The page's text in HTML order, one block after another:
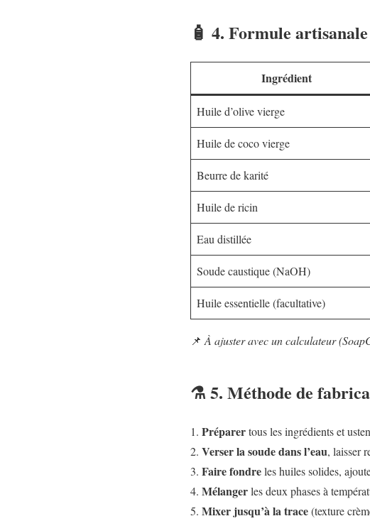
🧴 4. Formule
Ingrédient
Huile d’olive vierge
Huile de coco vierge
Beurre de karité
Huile de ricin
Eau distillée
Soude caustique (NaOH)
Huile essentielle (facultative)
📌 À ajuster avec un calculateur
⚗️ 5. Méthode de
Préparertous les ingrédients et
Verser la soude dans l’eau, laisser
Faire fondreles huiles solides,
Mélangerles deux phases à
Mixer jusqu’à la trace(texture